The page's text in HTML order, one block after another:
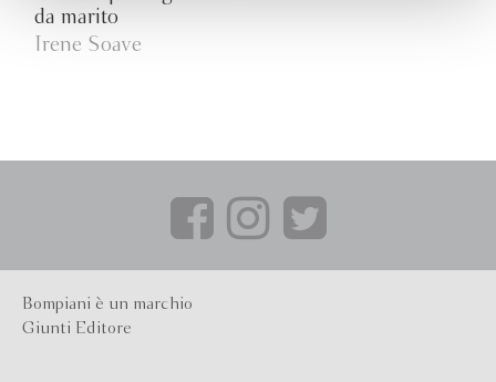
da marito
Irene Soave
Bompiani è un marchio
Giunti Editore